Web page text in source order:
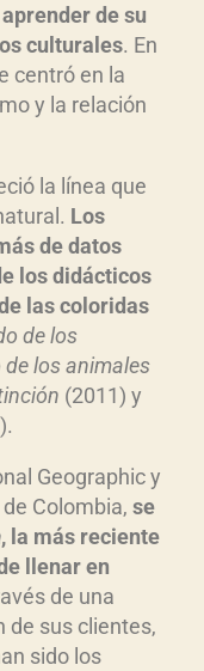
de su
culturales. En
centró en la
y la relación
la línea que
Los
de datos
los didácticos
las coloridas
de los
de los animales
(2011) y
Geographic y
Colombia, se
, la más reciente
llenar en
de una
de sus clientes,
sido los